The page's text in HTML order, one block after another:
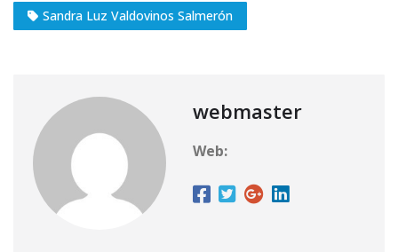
Sandra Luz Valdovinos Salmerón
webmaster
Web: